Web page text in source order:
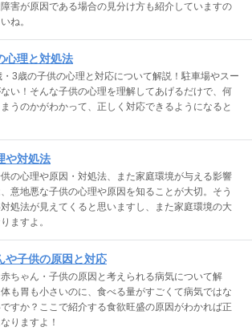
害が原因である場合の見分け方も紹介していますの
ね。
心理と対処法
3歳の子供の心理と対応について解説！駐車場やスー
い！そんな子供の心理を理解してあげるだけで、何
うのかがわかって、正しく対応できるようになると
や対処法
の心理や原因・対処法、また家庭環境が与える影響
意地悪な子供の心理や原因を知ることが大切。そう
処法が見えてくると思いますし、また家庭環境の大
ますよ。
や子供の原因と対応
ちゃん・子供の原因と考えられる病気について解
も胃も小さいのに、食べる量がすごくて病気ではな
すか？ここで紹介する食欲旺盛の原因がわかれば正
りますよ！